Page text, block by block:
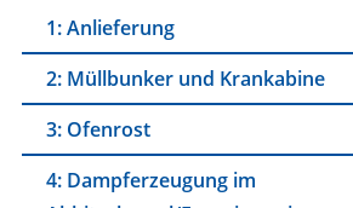
1: Anlieferung
2: Müllbunker und Krankabine
3: Ofenrost
4: Dampferzeugung im